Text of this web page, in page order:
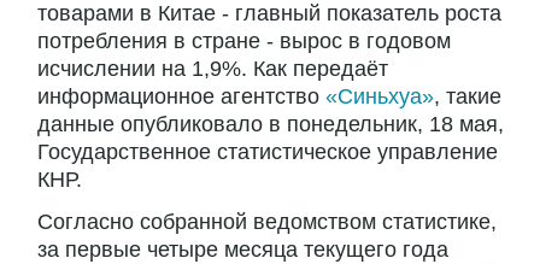
товарами в Китае - главный показатель роста
потребления в стране - вырос в годовом
исчислении на 1,9%. Как передаёт
информационное агентство «Синьхуа», такие
данные опубликовало в понедельник, 18 мая,
Государственное статистическое управление
КНР.
Согласно собранной ведомством статистике,
за первые четыре месяца текущего года